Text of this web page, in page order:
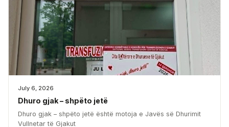
July 6, 2026
Dhuro gjak – shpëto jetë
Dhuro gjak – shpëto jetë është motoja e Javës së Dhurimit
Vullnetar të Gjakut